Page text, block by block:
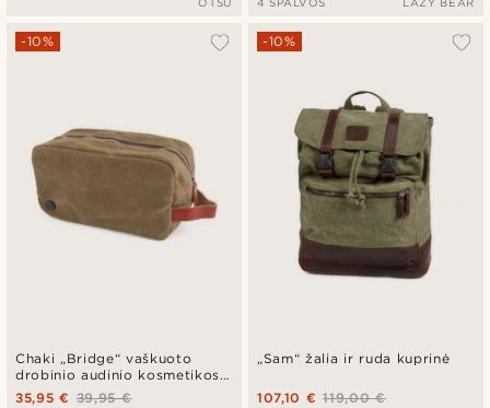
Chaki „Bridge“ vaškuoto
drobinio audinio kosmetikos
krepšys
-10%
39,95 €
35,95 €
„Sam“ žalia ir ruda kuprinė
-10%
119,00 €
107,10 €